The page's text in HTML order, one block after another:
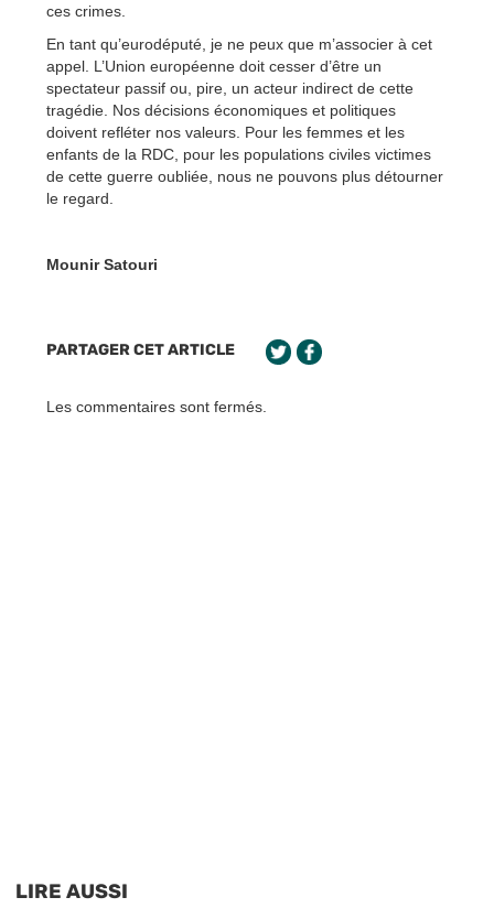
ces crimes.
En tant qu’eurodéputé, je ne peux que m’associer à cet
appel. L’Union européenne doit cesser d’être un
spectateur passif ou, pire, un acteur indirect de cette
tragédie. Nos décisions économiques et politiques
doivent refléter nos valeurs. Pour les femmes et les
enfants de la RDC, pour les populations civiles victimes
de cette guerre oubliée, nous ne pouvons plus détourner
le regard.
Mounir Satouri
PARTAGER CET ARTICLE
Les commentaires sont fermés.
LIRE AUSSI